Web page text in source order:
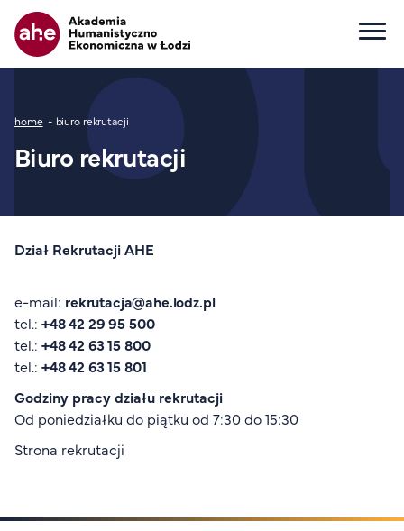
Główna nawigacja
Dla kandydata
Wszystkie kierunki
Studia II stopnia
Studia jednolite magisterskie
Study in English
Wydziały
Opłaty za studia
Organizacja studiów
Aktualności
Dyżury prorektorów
Ścieżka nawigacyjna
home biuro rekrutacji
Biuro rekrutacji
Dział Rekrutacji AHE
e-mail: rekrutacja@ahe.lodz.pl
tel.: +48 42 29 95 500
tel.: +48 42 63 15 800
tel.: +48 42 63 15 801
Godziny pracy działu rekrutacji
Od poniedziałku do piątku od 7:30 do 15:30
Strona rekrutacji